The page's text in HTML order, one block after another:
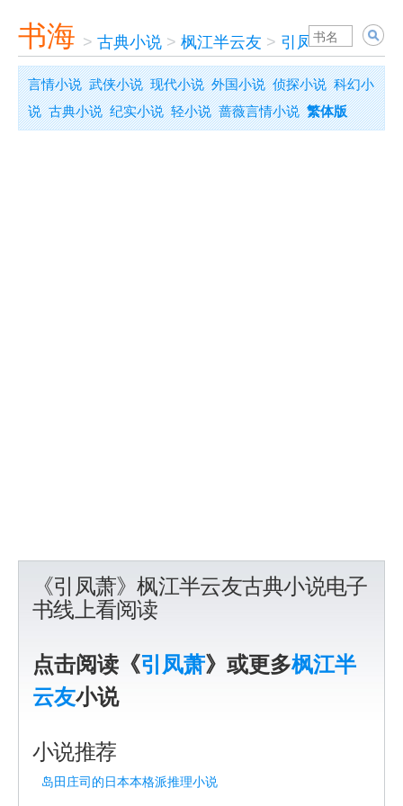
书海 > 古典小说 > 枫江半云友 > 引凤萧
言情小说 武侠小说 现代小说 外国小说 侦探小说 科幻小
说 古典小说 纪实小说 轻小说 蔷薇言情小说 繁体版
《引凤萧》枫江半云友古典小说电子
书线上看阅读
点击阅读《引凤萧》或更多枫江半
云友小说
小说推荐
岛田庄司的日本本格派推理小说